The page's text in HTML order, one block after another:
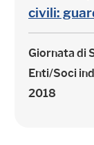
civili:
Giornata di
Enti/Soci
2018